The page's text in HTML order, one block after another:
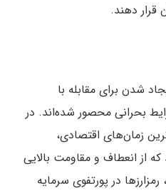
قرار دهند.
شدن برای مقابله با
بحرانی محصور شده‌اند. در
زمان‌های اقتصادی،
از انعطاف و مقاومت بالایی
در پورتفوی سرمایه